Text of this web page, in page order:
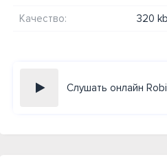
Качество: 320
Слушать онлайн